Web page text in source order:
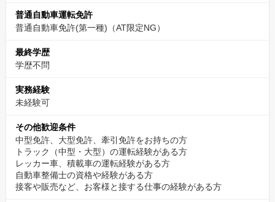
普通自動車運転免許
普通自動車免許(第一種)（AT限定NG）
最終学歴
学歴不問
実務経験
未経験可
その他歓迎条件
中型免許、大型免許、牽引免許をお持ちの方
トラック（中型・大型）の運転経験がある方
レッカー車、積載車の運転経験がある方
自動車整備士の資格や経験がある方
接客や販売など、お客様と接する仕事の経験がある方